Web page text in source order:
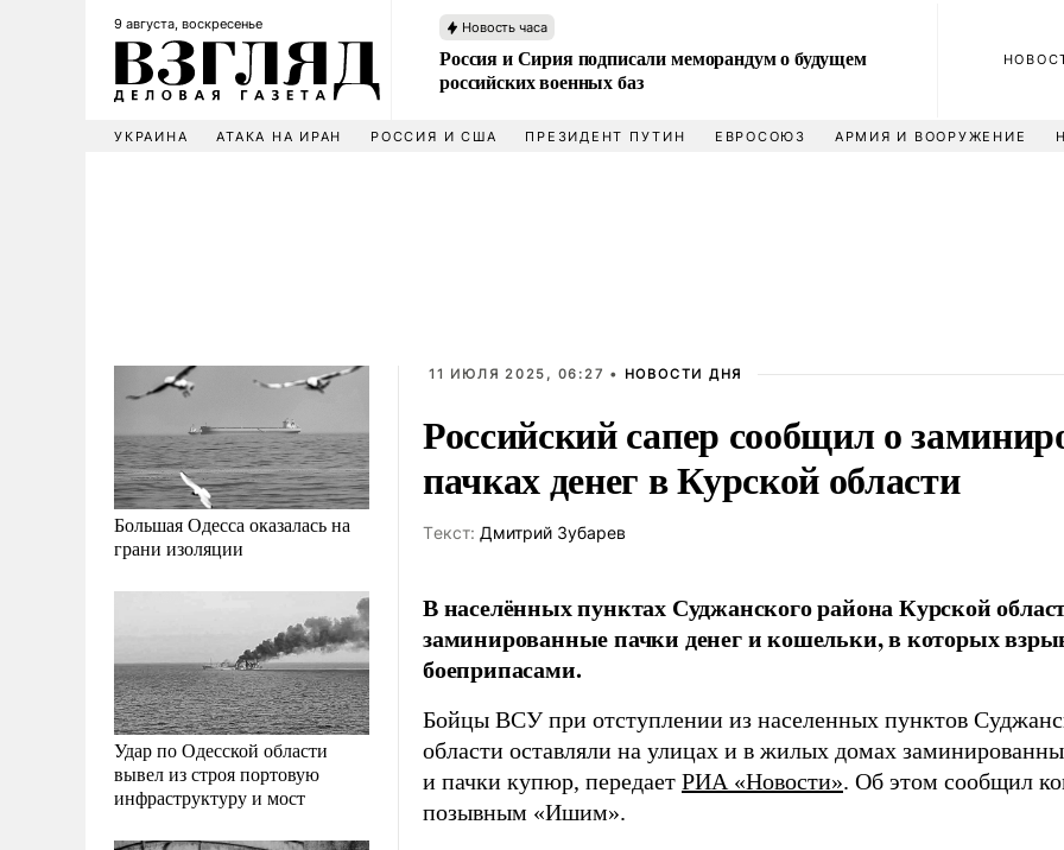
9 августа, воскресенье Новость часа
Россия и Сирия подписали меморандум о будущем
российских военных баз
УКРАИНА АТАКА НА ИРАН РОССИЯ И США ПРЕЗИДЕНТ ПУТИН ЕВРОСОЮЗ АРМИЯ И ВООРУЖЕНИЕ
Большая Одесса оказалась на
грани изоляции
Удар по Одесской области
вывел из строя портовую
инфраструктуру и мост
11 ИЮЛЯ 2025, 06:27 • НОВОСТИ ДНЯ
Российский сапер сообщил о
пачках денег в Курской области
Tекст: Дмитрий Зубарев
В населённых пунктах Суджанского района Курской
заминированные пачки денег и кошельки, в которых
боеприпасами.
Бойцы ВСУ при отступлении из населенных пунктов
области оставляли на улицах и в жилых домах
и пачки купюр, передает РИА «Новости». Об этом сообщил
позывным «Ишим».